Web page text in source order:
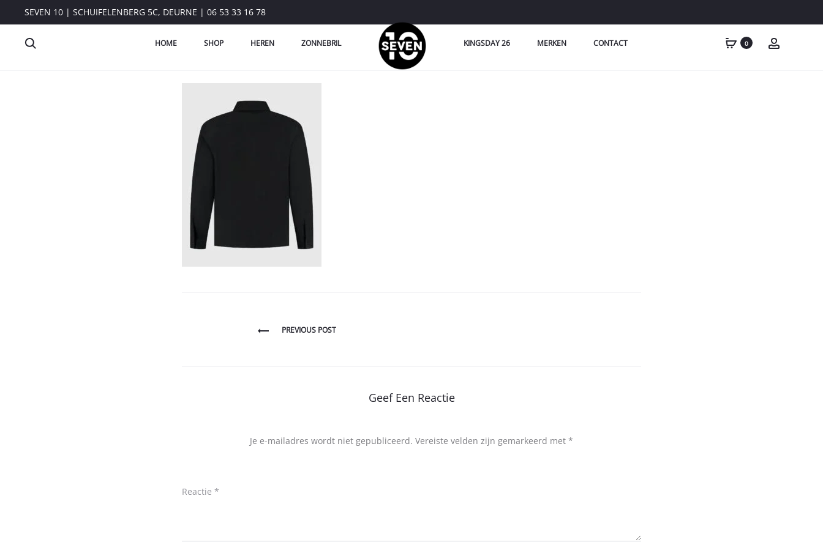
SEVEN 10 | SCHUIFELENBERG 5C, DEURNE | 06 53 33 16 78
HOME SHOP HEREN ZONNEBRIL KINGSDAY 26 MERKEN CONTACT 0
PREVIOUS POST
Geef Een Reactie
Je e-mailadres wordt niet gepubliceerd. Vereiste velden zijn gemarkeerd met *
Reactie *